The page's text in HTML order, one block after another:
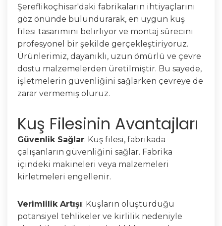
Şereflikoçhisar'daki fabrikaların ihtiyaçlarını
göz önünde bulundurarak, en uygun kuş
filesi tasarımını belirliyor ve montaj sürecini
profesyonel bir şekilde gerçekleştiriyoruz.
Ürünlerimiz, dayanıklı, uzun ömürlü ve çevre
dostu malzemelerden üretilmiştir. Bu sayede,
işletmelerin güvenliğini sağlarken çevreye de
zarar vermemiş oluruz.
Kuş Filesinin Avantajları
Güvenlik Sağlar: Kuş filesi, fabrikada
çalışanların güvenliğini sağlar. Fabrika
içindeki makineleri veya malzemeleri
kirletmeleri engellenir.
Verimlilik Artışı: Kuşların oluşturduğu
potansiyel tehlikeler ve kirlilik nedeniyle